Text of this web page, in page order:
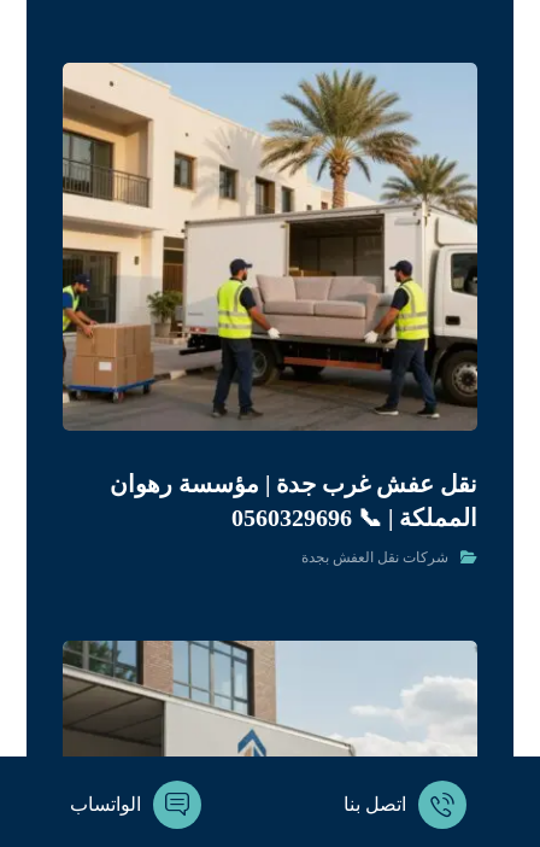
نقل عفش غرب جدة | مؤسسة رهوان
المملكة | 📞 0560329696
شركات نقل العفش بجدة
اتصل بنا الواتساب